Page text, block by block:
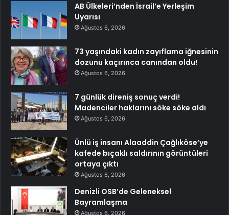
AB Ülkeleri’nden İsrail’e Yerleşim
Uyarısı
Ağustos 6, 2026
73 yaşındaki kadın zayıflama iğnesinin
dozunu kaçırınca canından oldu!
Ağustos 6, 2026
7 günlük direniş sonuç verdi!
Madenciler haklarını söke söke aldı
Ağustos 6, 2026
Ünlü iş insanı Alaaddin Çağlıköse’ye
kafede bıçaklı saldırının görüntüleri
ortaya çıktı
Ağustos 6, 2026
Denizli OSB’de Geleneksel
Bayramlaşma
Ağustos 6, 2026